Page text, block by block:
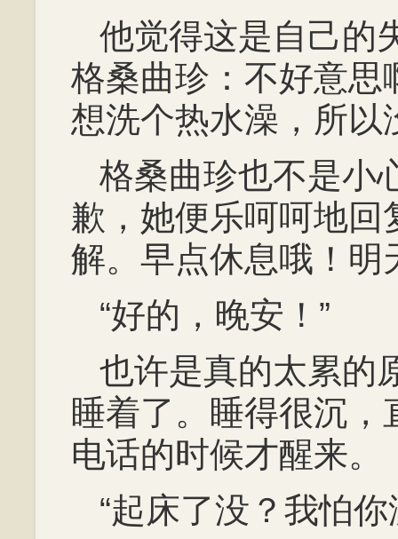
他觉得这是自己的
格桑曲珍：不好意思
想洗个热水澡，所以
格桑曲珍也不是小
歉，她便乐呵呵地回
解。早点休息哦！明
“好的，晚安！”
也许是真的太累的
睡着了。睡得很沉
电话的时候才醒来。
“起床了没？我怕